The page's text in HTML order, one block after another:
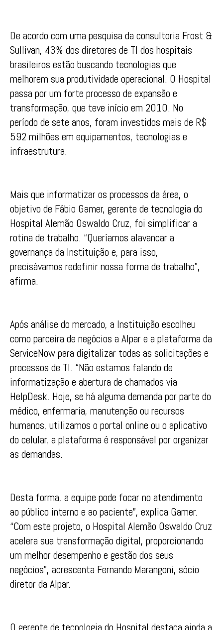
De acordo com uma pesquisa da consultoria Frost &
Sullivan, 43% dos diretores de TI dos hospitais
brasileiros estão buscando tecnologias que
melhorem sua produtividade operacional. O Hospital
passa por um forte processo de expansão e
transformação, que teve início em 2010. No
período de sete anos, foram investidos mais de R$
592 milhões em equipamentos, tecnologias e
infraestrutura.
Mais que informatizar os processos da área, o
objetivo de Fábio Gamer, gerente de tecnologia do
Hospital Alemão Oswaldo Cruz, foi simplificar a
rotina de trabalho. “Queríamos alavancar a
governança da Instituição e, para isso,
precisávamos redefinir nossa forma de trabalho”,
afirma.
Após análise do mercado, a Instituição escolheu
como parceira de negócios a Alpar e a plataforma da
ServiceNow para digitalizar todas as solicitações e
processos de TI. “Não estamos falando de
informatização e abertura de chamados via
HelpDesk. Hoje, se há alguma demanda por parte do
médico, enfermaria, manutenção ou recursos
humanos, utilizamos o portal online ou o aplicativo
do celular, a plataforma é responsável por organizar
as demandas.
Desta forma, a equipe pode focar no atendimento
ao público interno e ao paciente”, explica Gamer.
“Com este projeto, o Hospital Alemão Oswaldo Cruz
acelera sua transformação digital, proporcionando
um melhor desempenho e gestão dos seus
negócios”, acrescenta Fernando Marangoni, sócio
diretor da Alpar.
O gerente de tecnologia do Hospital destaca ainda a